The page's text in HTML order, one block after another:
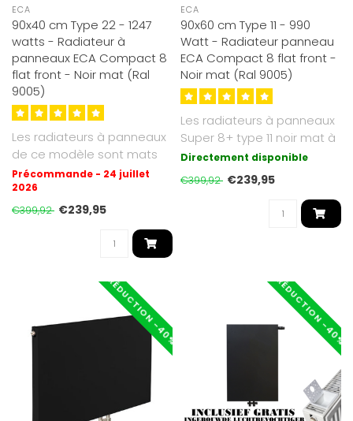
ECA
90x40 cm Type 22 - 1247
watts - Radiateur à
panneaux ECA Compact 8
flat front - Noir mat (Ral
9005)
Les radiateurs à panneaux
de ce modèle sont mats
et de couleur RAL 9005. Le
ra..
Précommande - 24 juillet
2026
€399,92 €239,95
ECA
90x60 cm Type 11 - 990
Watt - Radiateur panneau
ECA Compact 8 flat front -
Noir mat (Ral 9005)
Les radiateurs à panneaux
Super 8+ type 11 noir mat à
façade plate que nous p..
Directement disponible
€399,92 €239,95
RÉDUCTION -40% RÉDUCTION -40%